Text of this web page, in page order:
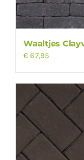
Waaltjes
€ 67,95